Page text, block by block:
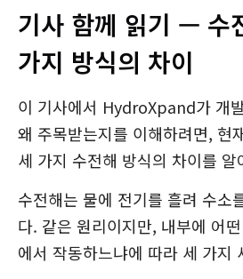
기사 함께 읽기 — 수
가지 방식의 차이
이 기사에서 HydroXpand가 개
왜 주목받는지를 이해하려면, 현
세 가지 수전해 방식의 차이를 알
수전해는 물에 전기를 흘려 수소
다. 같은 원리이지만, 내부에 어
에서 작동하느냐에 따라 세 가지